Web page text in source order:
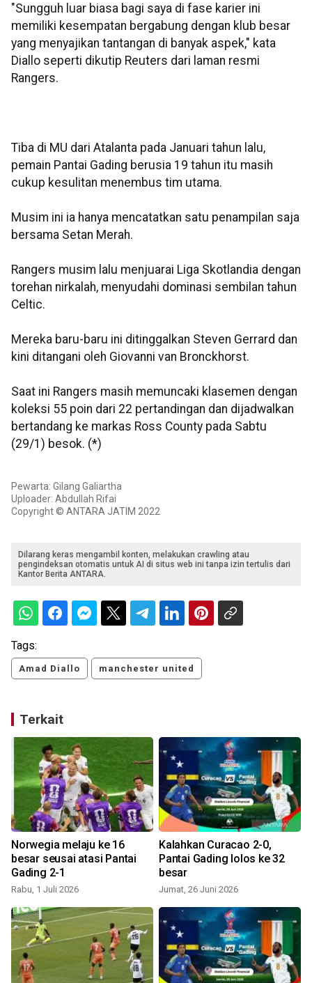
"Sungguh luar biasa bagi saya di fase karier ini
memiliki kesempatan bergabung dengan klub besar
yang menyajikan tantangan di banyak aspek," kata
Diallo seperti dikutip Reuters dari laman resmi
Rangers.
Tiba di MU dari Atalanta pada Januari tahun lalu,
pemain Pantai Gading berusia 19 tahun itu masih
cukup kesulitan menembus tim utama.
Musim ini ia hanya mencatatkan satu penampilan saja
bersama Setan Merah.
Rangers musim lalu menjuarai Liga Skotlandia dengan
torehan nirkalah, menyudahi dominasi sembilan tahun
Celtic.
Mereka baru-baru ini ditinggalkan Steven Gerrard dan
kini ditangani oleh Giovanni van Bronckhorst.
Saat ini Rangers masih memuncaki klasemen dengan
koleksi 55 poin dari 22 pertandingan dan dijadwalkan
bertandang ke markas Ross County pada Sabtu
(29/1) besok. (*)
Pewarta: Gilang Galiartha
Uploader: Abdullah Rifai
Copyright © ANTARA JATIM 2022
Dilarang keras mengambil konten, melakukan crawling atau
pengindeksan otomatis untuk AI di situs web ini tanpa izin tertulis dari
Kantor Berita ANTARA.
Tags:
Amad Diallo manchester united
Terkait
Norwegia melaju ke 16
besar seusai atasi Pantai
Gading 2-1
Rabu, 1 Juli 2026
Kalahkan Curacao 2-0,
Pantai Gading lolos ke 32
besar
Jumat, 26 Juni 2026